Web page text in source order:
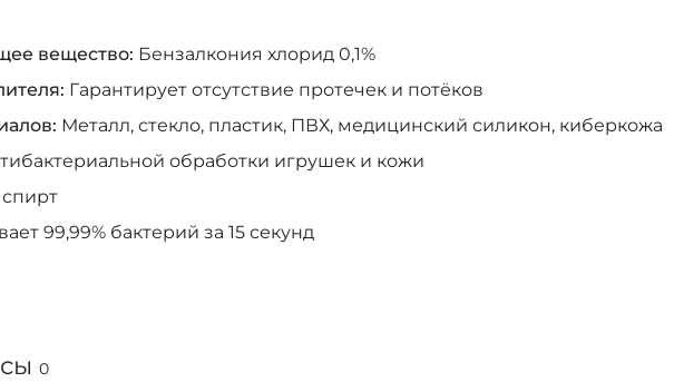
вещество Бензалкония хлорид 0,1%
Гарантирует отсутствие протечек и потёков
Металл, стекло, пластик, ПВХ, медицинский силикон, киберкожа
обработки игрушек и кожи
99,99% бактерий за 15 секунд
0